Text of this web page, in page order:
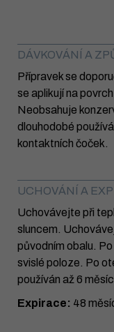
DÁVKOVÁNÍ A
Přípravek se
se aplikují na
Neobsahuje
dlouhodobé
kontaktních čoček.
UCHOVÁNÍ A
Uchovávejte při
sluncem.
původním obalu.
svislé poloze. Po
používán až 6
Expirace: 48